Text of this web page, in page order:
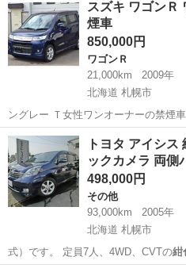
スズキ ワゴン
煙車
850,000円
ワゴンＲ
21,000km
2009年
北海道 札幌市
ングレー Ｔ女性ワンオーナーの禁煙
ートキー、Ｗ…
北海道 札幌市 ワゴンＲ 紺
トヨタ アイシ
ックカメラ 両側
498,000円
その他
93,000km
2005年
北海道 札幌市
式）です。 定員7人、4WD、CVTの紺
ドア、純正…